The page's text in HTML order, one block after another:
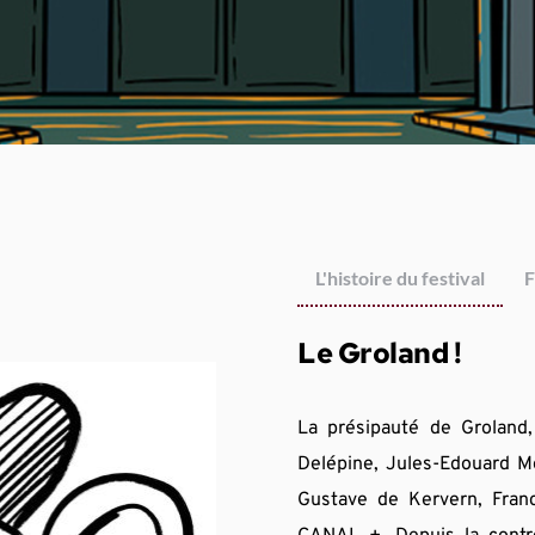
L'histoire du festival
Le Groland !
La présipauté de
Delépine, Jules-Edouard
Gustave de Kervern,